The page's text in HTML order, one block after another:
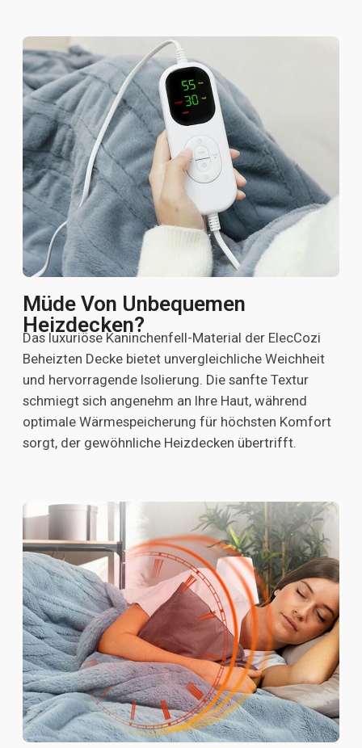
Müde Von Unbequemen
Heizdecken?
Das luxuriöse Kaninchenfell-Material der ElecCozi
Beheizten Decke bietet unvergleichliche Weichheit
und hervorragende Isolierung. Die sanfte Textur
schmiegt sich angenehm an Ihre Haut, während
optimale Wärmespeicherung für höchsten Komfort
sorgt, der gewöhnliche Heizdecken übertrifft.